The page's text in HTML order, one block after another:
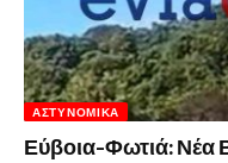
ΑΣΤΥΝΟΜΙΚΆ
Εύβοια-Φωτιά: Νέα